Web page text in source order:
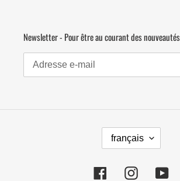
Newsletter - Pour être au courant des
L
A
G
français
FacebookInstagram